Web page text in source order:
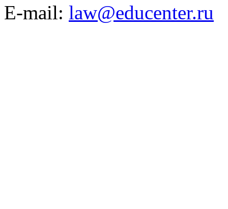
E-mail: law@educenter.ru